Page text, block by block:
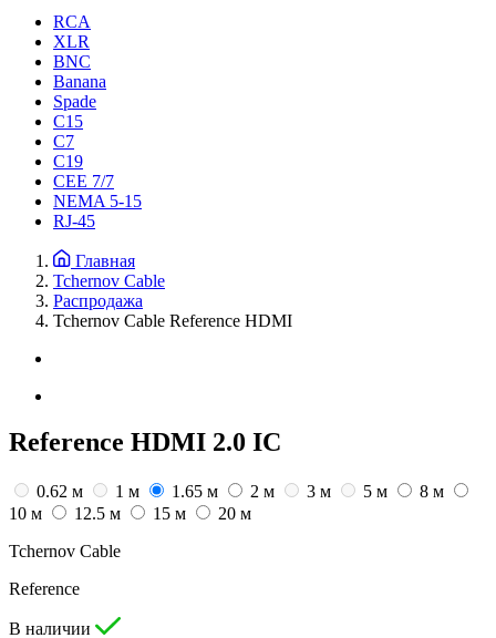
RCA
XLR
BNC
Banana
Spade
C15
С7
C19
CEE 7/7
NEMA 5-15
RJ-45
Главная
Tchernov Cable
Распродажа
Tchernov Cable Reference HDMI
Reference HDMI 2.0 IC
0.62 м 1 м 1.65 м 2 м 3 м 5 м
8 м
10 м
12.5 м 15 м
20 м
Tchernov Cable
Reference
В наличии